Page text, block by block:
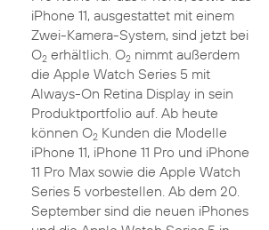
iPhone 11, ausgestattet mit einem
Zwei-Kamera-System, sind jetzt bei
O2erhältlich. O2nimmt außerdem
die Apple Watch Series 5 mit
Always-On Retina Display in sein
Produktportfolio auf. Ab heute
können O2Kunden die Modelle
iPhone 11, iPhone 11 Pro und iPhone
11 Pro Max sowie die Apple Watch
Series 5 vorbestellen. Ab dem 20.
September sind die neuen iPhones